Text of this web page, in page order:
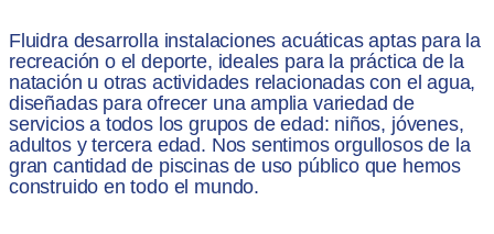
Fluidra desarrolla instalaciones acuáticas aptas para la
recreación o el deporte, ideales para la práctica de la
natación u otras actividades relacionadas con el agua,
diseñadas para ofrecer una amplia variedad de
servicios a todos los grupos de edad: niños, jóvenes,
adultos y tercera edad. Nos sentimos orgullosos de la
gran cantidad de piscinas de uso público que hemos
construido en todo el mundo.